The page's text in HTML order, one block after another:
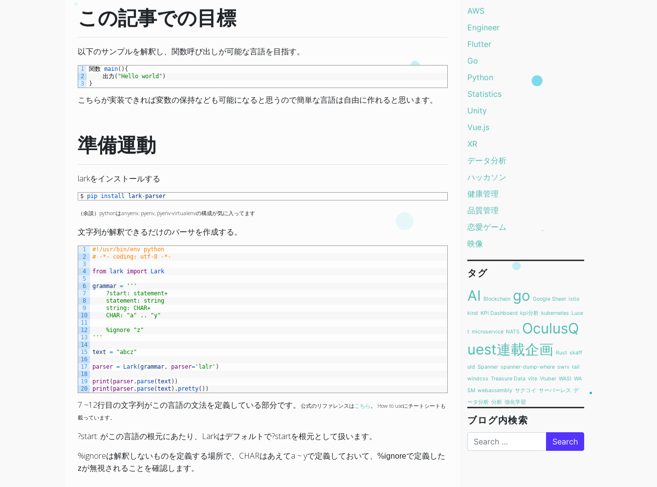
この記事での目標
以下のサンプルを解釈し、関数呼び出しが可能な言語を目指す。
1
2
3
関数 main( ) {
出力 ( "Hello world" )
}
こちらが実装できれば変数の保持なども可能になると思うので簡単な言語は自由に作れると思います。
準備運動
larkをインストールする
$ pip install lark-parser
（余談）pythonはanyenv, pyenv, pyenv-virtualenvの構成が気に入ってます
文字列が解釈できるだけのパーサを作成する。
1
2
3
4
5
6
7
8
9
10
11
12
13
14
15
16
17
18
19
20
#!/usr/bin/env python
# -*- coding: utf-8 -*-
from lark import Lark
grammar =
'''
?start: statement+
statement: string
string: CHAR+
CHAR: "a" .. "y"
%ignore "z"
'''
text = "abcz"
parser = Lark(grammar, parser= 'lalr' )
print ( parser. parse(text ) )
print ( parser. parse(text ) . pretty( ) )
7 ~12行目の文字列がこの言語の文法を定義している部分です。公式のリファレンスはこちら。 How to useにチートシートも
載っています。
?start: がこの言語の根元にあたり、Larkはデフォルトで?startを根元として扱います。
%ignoreは解釈しないものを定義する場所で、CHARはあえてa ~ yで定義しておいて、%ignoreで定義した
zが無視されることを確認します。
AWS
Engineer
Flutter
Go
Python
Statistics
Unity
Vue.js
XR
データ分析
ハッカソン
健康管理
品質管理
恋愛ゲーム
映像
タグ
AI Blockchain go Google Sheet istio
kind KPI Dashboard kpi分析 kubernetes Luce
t microservice NATS OculusQ
uest連載企画 Rust skaff
old Spanner spanner-dump-where swrv tail
windcss Treasure Data vite Vtuber WASI WA
SM webassembly サクコイ サーバーレス デ
ータ分析 分析 強化学習
ブログ内検索
Search